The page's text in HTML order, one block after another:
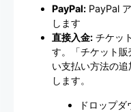
PayPal: PayPal
します
直接入金: チケッ
す。「チケット
い支払い方法の
します。
ドロップ